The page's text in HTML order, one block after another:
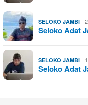
SELOKO JAMBI
Seloko Adat
SELOKO JAMBI
Seloko Adat